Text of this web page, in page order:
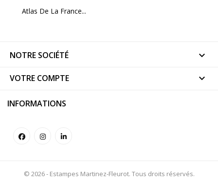
Atlas De La France...
NOTRE SOCIÉTÉ 
VOTRE COMPTE 
INFORMATIONS
© 2026 - Estampes Martinez-Fleurot. Tous droits réservés.